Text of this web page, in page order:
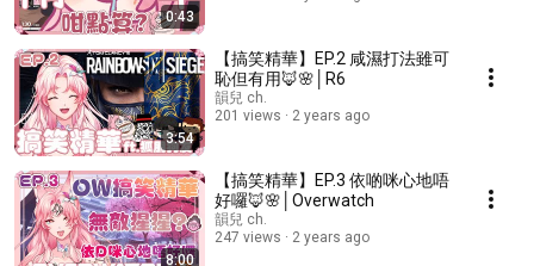
0:43
3:54
【搞笑精華】EP.2 咸濕打法雖可
恥但有用🦊🌸│R6
韻兒 ch.
201 views
2 years ago
8:00
【搞笑精華】EP.3 依啲咪心地唔
好囉🦊🌸│Overwatch
韻兒 ch.
247 views
2 years ago